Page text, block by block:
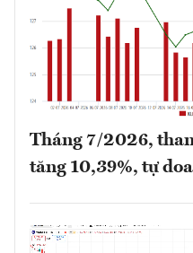
Tháng 7/2026,
tăng 10,39%, tự